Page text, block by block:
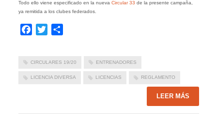
Todo ello viene especificado en la nueva Circular 33 de la presente campaña,
ya remitida a los clubes federados.
Facebook
Twitter
CIRCULARES 19/20 ENTRENADORES
LICENCIA DIVERSA LICENCIAS REGLAMENTO
LEER MÁS